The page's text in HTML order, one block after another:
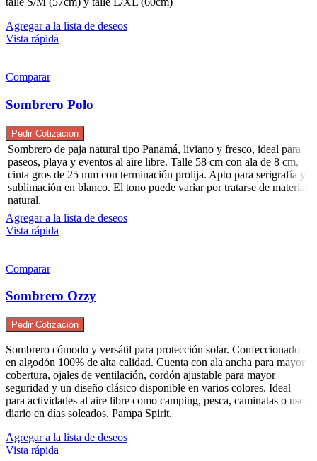
Agregar a la lista de deseos
Vista rápida
Comparar
Sombrero Polo
Pedir Cotización
Sombrero de paja natural tipo Panamá, liviano y fresco, ideal para
paseos, playa y eventos al aire libre. Talle 58 cm con ala de 8 cm,
cinta gros de 25 mm con terminación prolija. Apto para serigrafía y
sublimación en blanco. El tono puede variar por tratarse de material
natural.
Agregar a la lista de deseos
Vista rápida
Comparar
Sombrero Ozzy
Pedir Cotización
Sombrero cómodo y versátil para protección solar. Confeccionado
en algodón 100% de alta calidad. Cuenta con ala ancha para mayor
cobertura, ojales de ventilación, cordón ajustable para mayor
seguridad y un diseño clásico disponible en varios colores. Ideal
para actividades al aire libre como camping, pesca, caminatas o uso
diario en días soleados. Pampa Spirit.
Agregar a la lista de deseos
Vista rápida